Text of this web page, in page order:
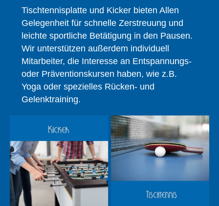
Tischtennisplatte und Kicker bieten Allen
Gelegenheit für schnelle Zerstreuung und
leichte sportliche Betätigung in den Pausen.
Wir unterstützen außerdem individuell
Mitarbeiter, die Interesse an Entspannungs-
oder Präventionskursen haben, wie z.B.
Yoga oder spezielles Rücken- und
Gelenktraining.